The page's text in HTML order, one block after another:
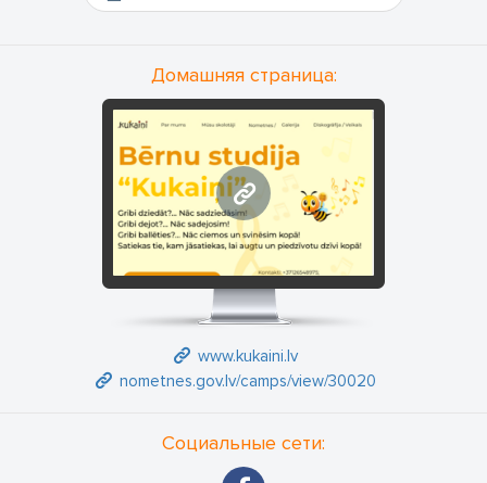
Домашняя страница:
www.kukaini.lv
www.kukaini.lv
nometnes.gov.lv/camps/view/30020
Социальные сети: